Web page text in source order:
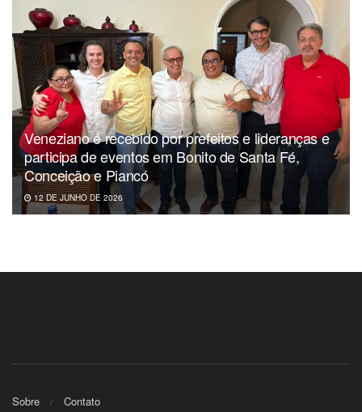
Veneziano é recebido por prefeitos e lideranças e
participa de eventos em Bonito de Santa Fé,
Conceição e Piancó
12 DE JUNHO DE 2026
Sobre Contato